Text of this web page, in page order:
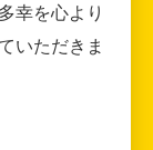
幸を心より
いただきま